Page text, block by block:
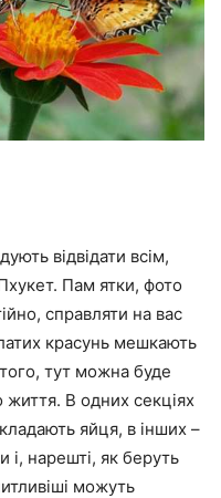
відвідати всім,
Пам ятки, фото
справляти на вас
красунь мешкають
тут можна буде
життя. В одних секціях
яйця, в інших –
і, нарешті, як беруть
можуть